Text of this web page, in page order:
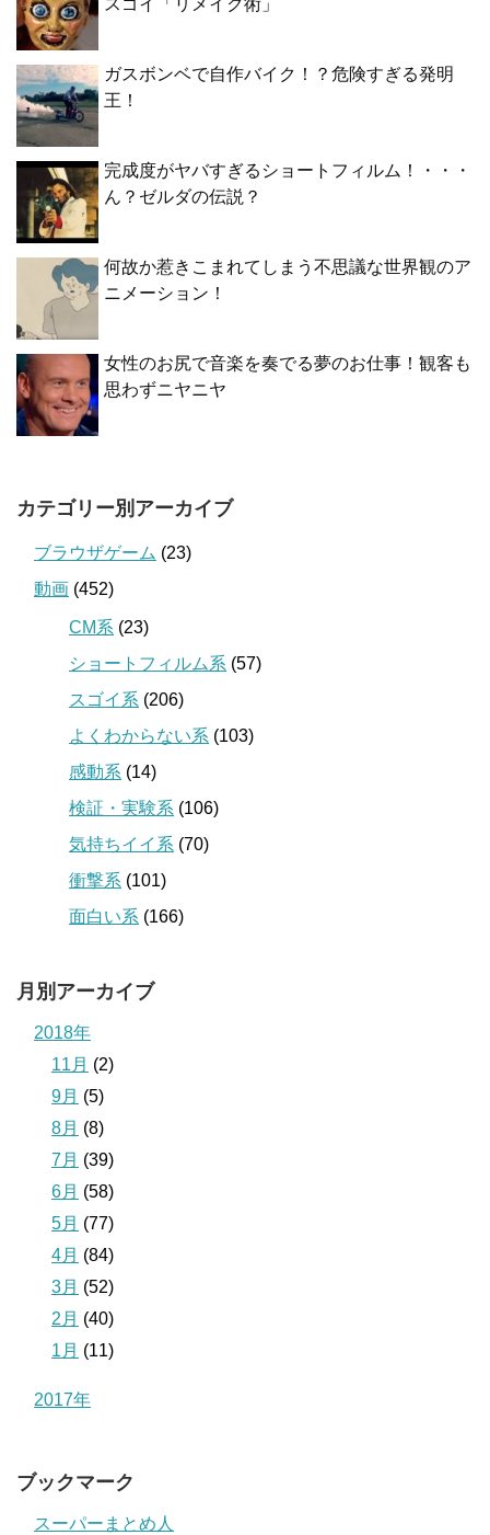
スゴイ「リメイク術」
ガスボンベで自作バイク！？危険すぎる発明
王！
完成度がヤバすぎるショートフィルム！・・・
ん？ゼルダの伝説？
何故か惹きこまれてしまう不思議な世界観のア
ニメーション！
女性のお尻で音楽を奏でる夢のお仕事！観客も
思わずニヤニヤ
カテゴリー別アーカイブ
ブラウザゲーム (23)
動画 (452)
CM系 (23)
ショートフィルム系 (57)
スゴイ系 (206)
よくわからない系 (103)
感動系 (14)
検証・実験系 (106)
気持ちイイ系 (70)
衝撃系 (101)
面白い系 (166)
月別アーカイブ
2018年
11月 (2)
9月 (5)
8月 (8)
7月 (39)
6月 (58)
5月 (77)
4月 (84)
3月 (52)
2月 (40)
1月 (11)
2017年
ブックマーク
スーパーまとめ人